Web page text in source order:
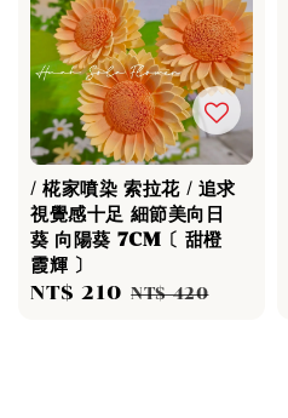
/ 椛家噴染 索拉花 / 追求
視覺感十足 細節美向日
葵 向陽葵 7CM〔 甜橙
霞輝 〕
Sale
NT$ 210 Regular
NT$ 420